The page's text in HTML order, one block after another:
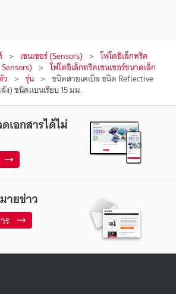
เซนเซอร์ (Sensors) โฟโตอิเล็กทริค
โฟโตอิเล็กทริคเซนเซอร์ขนาดเล็ก
ว รุ่น ชนิดสายเคเบิล ชนิด Reflective
ง) ชนิดแบนเรียบ 15 มม.
เอกสารได้ไม่
ายข่าว
ร